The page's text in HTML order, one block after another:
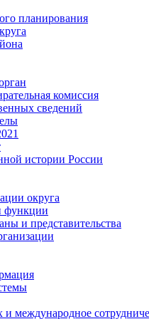
планирования
комиссия
сведений
истории России
округа
функции
и представительства
и международное